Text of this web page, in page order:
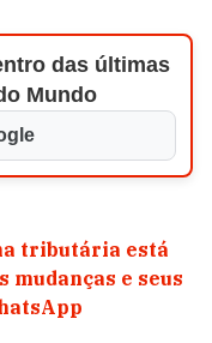
das últimas
Mundo
tributária está
mudanças e seus